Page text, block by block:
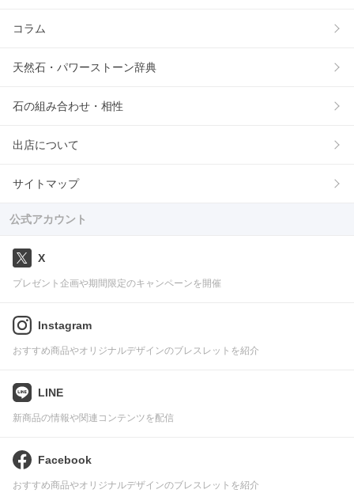
コラム
天然石・パワーストーン辞典
石の組み合わせ・相性
出店について
サイトマップ
公式アカウント
X
プレゼント企画や期間限定のキャンペーンを開催
Instagram
おすすめ商品やオリジナルデザインのブレスレットを紹介
LINE
新商品の情報や関連コンテンツを配信
Facebook
おすすめ商品やオリジナルデザインのブレスレットを紹介